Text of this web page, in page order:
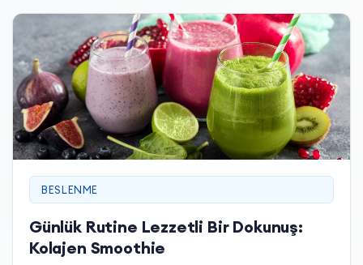
BESLENME
Günlük Rutine Lezzetli Bir Dokunuş:
Kolajen Smoothie